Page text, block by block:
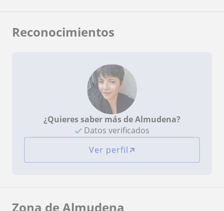
Reconocimientos
¿Quieres saber más de Almudena?
Datos verificados
Ver perfil
Zona de Almudena